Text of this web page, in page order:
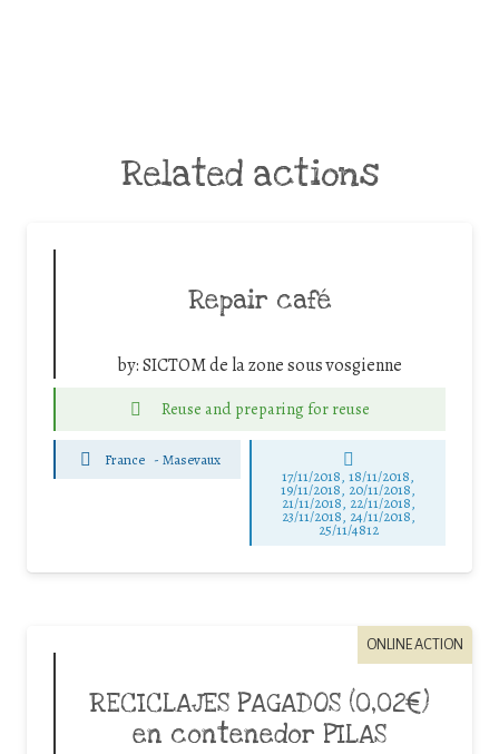
Related actions
Repair café
by:SICTOM de la zone sous vosgienne
Reuse and preparing for reuse
France -Masevaux
17/11/2018, 18/11/2018,
19/11/2018, 20/11/2018,
21/11/2018, 22/11/2018,
23/11/2018, 24/11/2018,
25/11/4812
ONLINE ACTION
RECICLAJES PAGADOS (0,02€)
en contenedor PILAS